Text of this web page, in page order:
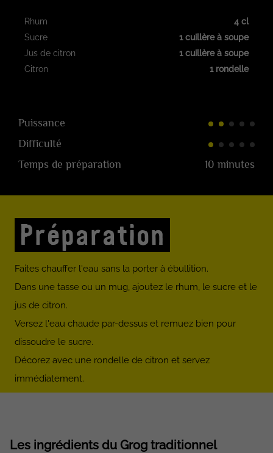
Rhum
4 cl
Sucre
1 cuillère à soupe
Jus de citron
1 cuillère à soupe
Citron
1 rondelle
Puissance
Difficulté
Temps de préparation
10 minutes
Préparation
Faites chauffer l'eau sans la porter à ébullition.
Dans une tasse ou un mug, ajoutez le rhum, le sucre et le
jus de citron.
Versez l'eau chaude par-dessus et remuez bien pour
dissoudre le sucre.
Décorez avec une rondelle de citron et servez
immédiatement.
Les ingrédients du Grog traditionnel